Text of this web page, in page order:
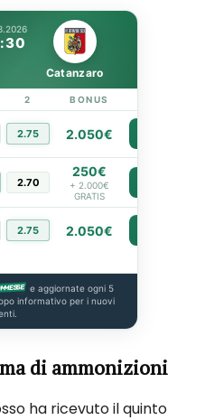
Catanzaro
2 BONUS
2.75 2.050€
2.70
250€
+ 2.000€
GRATIS
2.75 2.050€
e aggiornate ogni 5
informativo per i nuovi
di ammonizioni
ha ricevuto il quinto